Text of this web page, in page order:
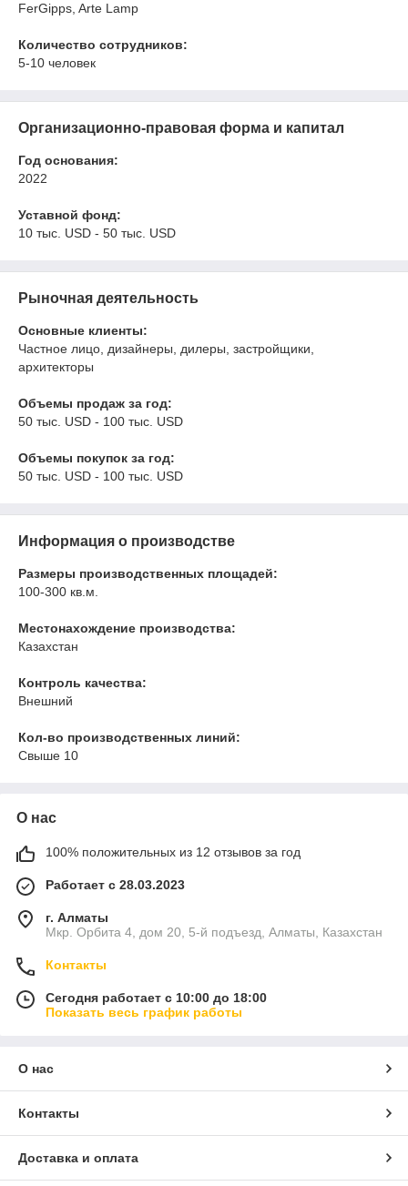
FerGipps, Arte Lamp
Количество сотрудников:
5-10 человек
Организационно-правовая форма и капитал
Год основания:
2022
Уставной фонд:
10 тыс. USD - 50 тыс. USD
Рыночная деятельность
Основные клиенты:
Частное лицо, дизайнеры, дилеры, застройщики,
архитекторы
Объемы продаж за год:
50 тыс. USD - 100 тыс. USD
Объемы покупок за год:
50 тыс. USD - 100 тыс. USD
Информация о производстве
Размеры производственных площадей:
100-300 кв.м.
Местонахождение производства:
Казахстан
Контроль качества:
Внешний
Кол-во производственных линий:
Свыше 10
О нас
100% положительных из 12 отзывов за год
Работает с 28.03.2023
г. Алматы
Мкр. Орбита 4, дом 20, 5-й подъезд, Алматы, Казахстан
Контакты
Сегодня работает с 10:00 до 18:00
Показать весь график работы
О нас
Контакты
Доставка и оплата